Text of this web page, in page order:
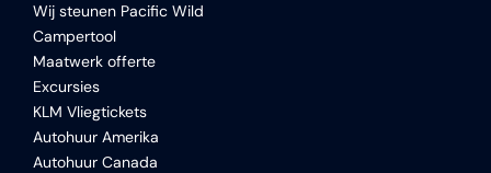
Wij steunen Pacific Wild
Campertool
Maatwerk offerte
Excursies
KLM Vliegtickets
Autohuur Amerika
Autohuur Canada